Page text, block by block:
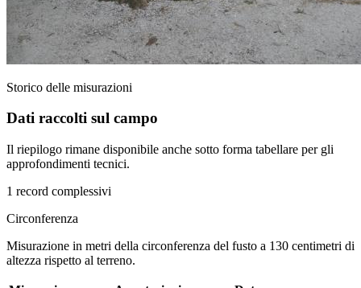
Storico delle misurazioni
Dati raccolti sul campo
Il riepilogo rimane disponibile anche sotto forma tabellare per gli
approfondimenti tecnici.
1 record complessivi
Circonferenza
Misurazione in metri della circonferenza del fusto a 130 centimetri di
altezza rispetto al terreno.